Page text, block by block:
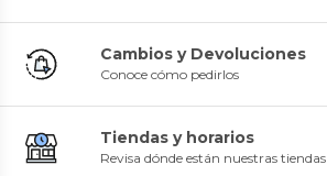
Cambios y Devoluciones
Conoce cómo pedirlos
Tiendas y horarios
Revisa dónde están nuestras tiendas